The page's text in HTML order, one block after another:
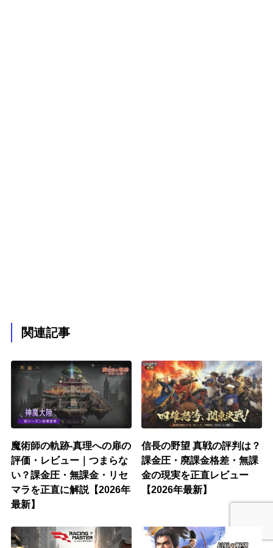
関連記事
魔術師の軌跡-真理への扉の
評価・レビュー｜つまらな
い？課金圧・無課金・リセ
マラを正直に解説【2026年
最新】
信長の野望 真戦の評判は？
課金圧・廃課金格差・無課
金の現実を正直レビュー
【2026年最新】